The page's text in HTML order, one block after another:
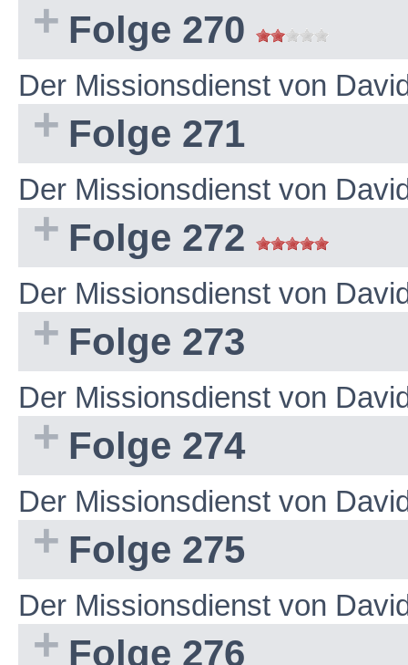
Folge 270
Der Missionsdienst von
Folge 271
Der Missionsdienst von
Folge 272
Der Missionsdienst von
Folge 273
Der Missionsdienst von
Folge 274
Der Missionsdienst von
Folge 275
Der Missionsdienst von
Folge 276